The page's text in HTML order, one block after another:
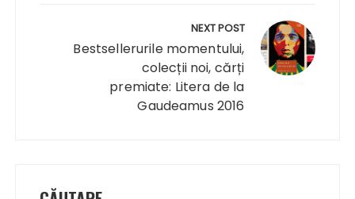
NEXT POST
Bestsellerurile momentului,
colecții noi, cărți
premiate: Litera de la
Gaudeamus 2016